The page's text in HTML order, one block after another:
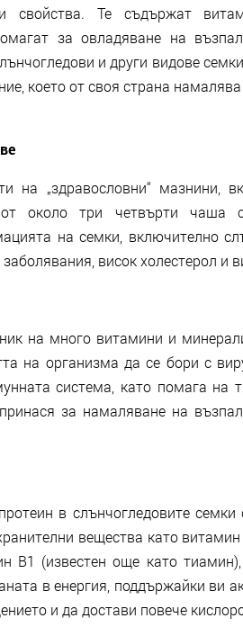
свойства. Те съдържат
за овладяване на
и други видове
което от своя страна
на „здравословни“ мазнини,
от около три четвърти чаша
на семки, включително
висок холестерол и
на много витамини и
на организма да се бори с
система, като помага на
за намаляване на
в слънчогледовите
вещества като
B1 (известен още като
в енергия, поддържайки ви
и да достави повече